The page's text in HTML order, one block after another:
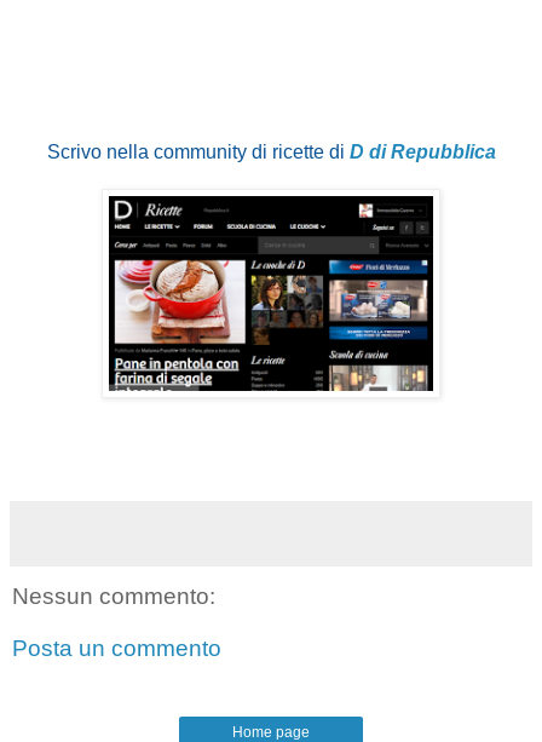
Scrivo nella community di ricette di D di Repubblica
Nessun commento:
Posta un commento
Home page